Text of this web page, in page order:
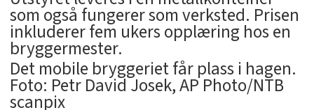
som også fungerer som verksted. Prisen
inkluderer fem ukers opplæring hos en
bryggermester.
Det mobile bryggeriet får plass i hagen.
Foto: Petr David Josek, AP Photo/NTB
scanpix